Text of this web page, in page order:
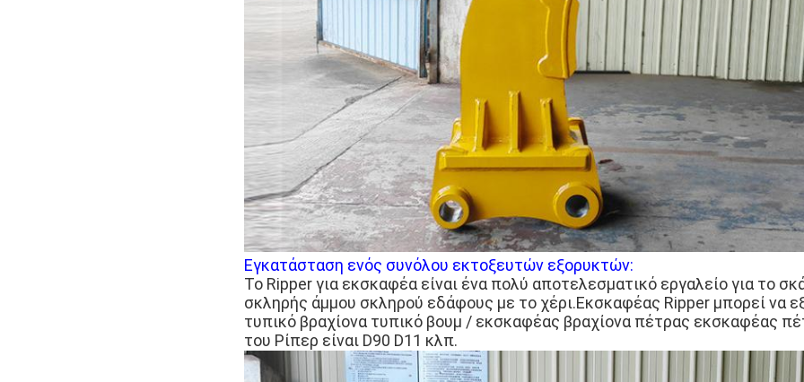
Εγκατάσταση ενός συνόλου εκτοξευτών εξορυκτών:
Το Ripper για εκσκαφέα είναι ένα πολύ αποτελεσματικό εργαλείο για το
σκληρής άμμου σκληρού εδάφους με το χέρι.Εκσκαφέας Ripper μπορεί να
τυπικό βραχίονα τυπικό βουμ / εκσκαφέας βραχίονα πέτρας εκσκαφέας
του Ρίπερ είναι D90 D11 κλπ.